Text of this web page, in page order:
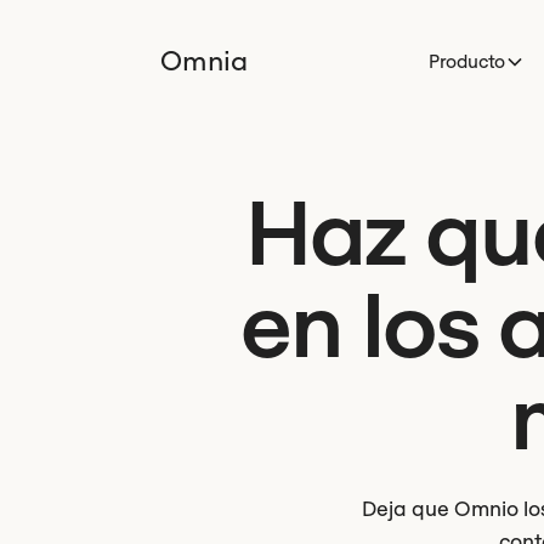
Omnia Producto
Haz
en los
Deja que Omnio